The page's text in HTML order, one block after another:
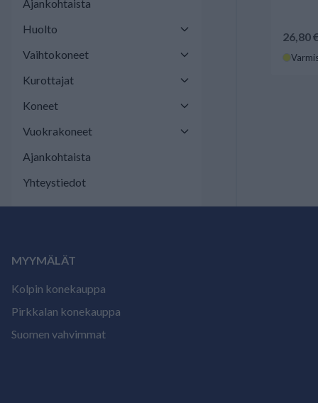
Ajankohtaista
Huolto
Vaihtokoneet
Kurottajat
Koneet
Vuokrakoneet
Ajankohtaista
Yhteystiedot
26,80
MYYMÄLÄT
Kolpin konekauppa
Pirkkalan konekauppa
Suomen vahvimmat